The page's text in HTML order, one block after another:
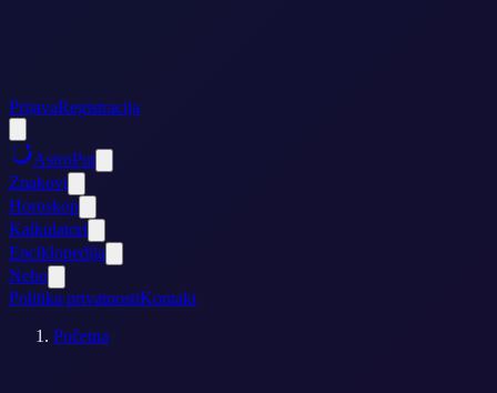
PrijavaRegistracija
AstroPut
Znakovi
Horoskop
Kalkulatori
Enciklopedija
Nebo
Politika privatnostiKontakt
Početna